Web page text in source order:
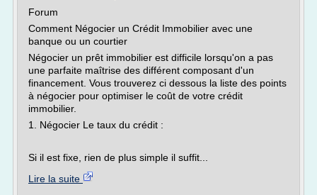
Forum
Comment Négocier un Crédit Immobilier avec une
banque ou un courtier
Négocier un prêt immobilier est difficile lorsqu'on a pas
une parfaite maîtrise des différent composant d'un
financement. Vous trouverez ci dessous la liste des points
à négocier pour optimiser le coût de votre crédit
immobilier.
1. Négocier Le taux du crédit :
Si il est fixe, rien de plus simple il suffit...
Lire la suite